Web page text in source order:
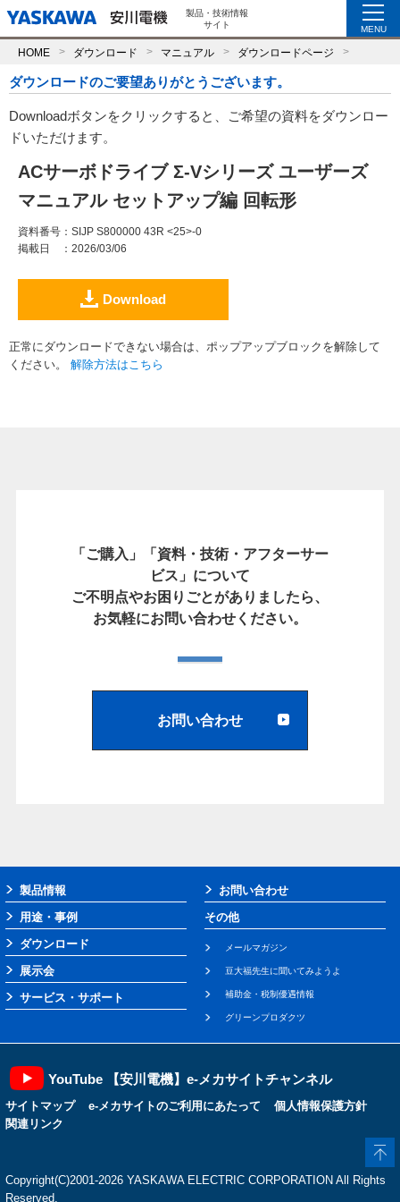
製品・技術情報
サイト
MENU
HOME ダウンロード マニュアル ダウンロードページ
ダウンロードのご要望ありがとうございます。
Downloadボタンをクリックすると、ご希望の資料をダウンロー
ドいただけます。
ACサーボドライブ Σ-Vシリーズ ユーザーズ
マニュアル セットアップ編 回転形
資料番号 ：SIJP S800000 43R <25>-0
掲載日
：2026/03/06
Download
正常にダウンロードできない場合は、ポップアップブロックを解除して
ください。 解除方法はこちら
「ご購入」「資料・技術・アフターサー
ビス」について
ご不明点やお困りごとがありましたら、
お気軽にお問い合わせください。
お問い合わせ
製品情報
用途・事例
ダウンロード
展示会
サービス・サポート
お問い合わせ
その他
メールマガジン
豆大福先生に聞いてみようよ
補助金・税制優遇情報
グリーンプロダクツ
YouTube 【安川電機】e-メカサイトチャンネル
サイトマップ e-メカサイトのご利用にあたって
個人情報保護方針
関連リンク
Copyright(C)2001‐2026 YASKAWA ELECTRIC CORPORATION All Rights
Reserved.